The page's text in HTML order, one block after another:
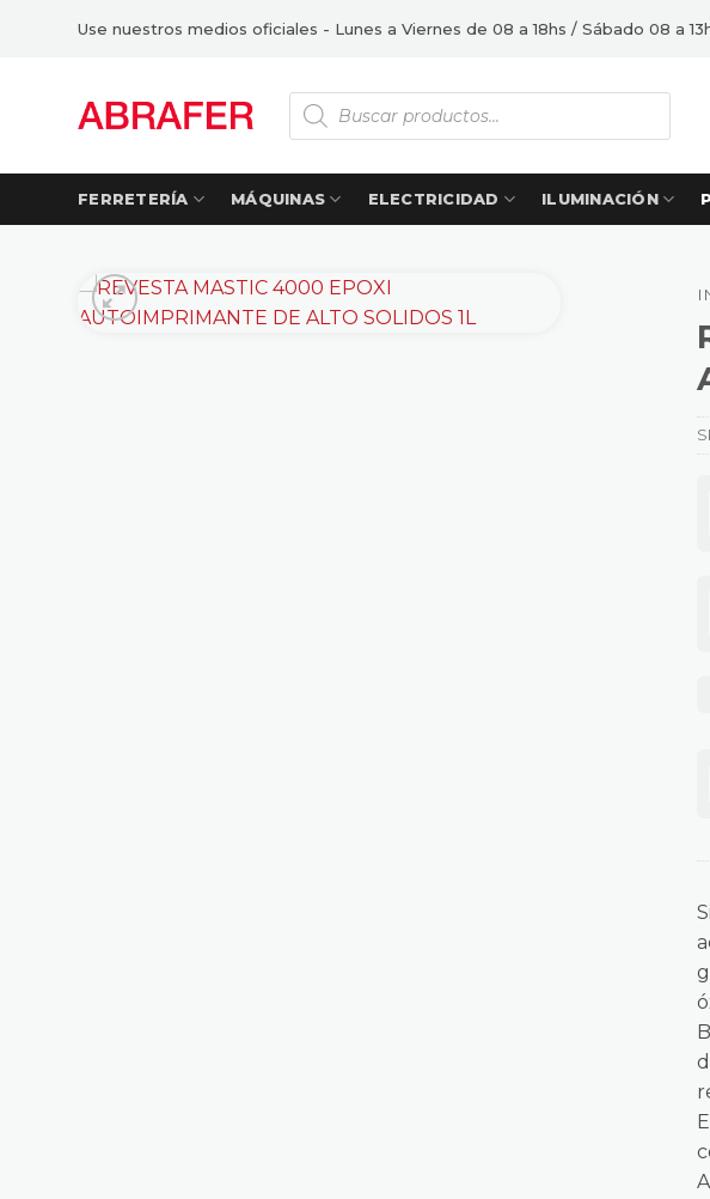
Use nuestros medios oficiales - Lunes a Viernes de 08 a 18hs / Sábado 08 a
Búsqueda
de
productos
FERRETERÍA MÁQUINAS ELECTRICIDAD ILUMINACIÓN